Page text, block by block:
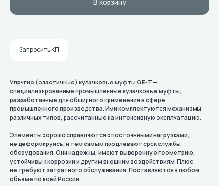
В корзину
Запросить КП
Упругие (эластичные) кулачковые муфты GE-T —
специализированные промышленные кулачковые муфты,
разработанные для обширного применения в сфере
промышленного производства. Ими комплектуются механизмы
различных типов, рассчитанные на интенсивную эксплуатацию.
Элементы хорошо справляются с постоянными нагрузками,
не деформируясь, и тем самым продлевают срок службы
оборудования. Они надежны, имеют выверенную геометрию,
устойчивы к коррозии и другим внешним воздействиям. Плюс
не требуют затратного обслуживания. Поставляются в любом
объеме по всей России.